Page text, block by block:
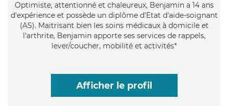
Optimiste, attentionné et chaleureux, Benjamin a 14 ans
d'expérience et possède un diplôme d'Etat d'aide-soignant
(AS). Maitrisant bien les soins médicaux à domicile et
l'arthrite, Benjamin apporte ses services de rappels,
lever/coucher, mobilité et activités*
Afficher le profil